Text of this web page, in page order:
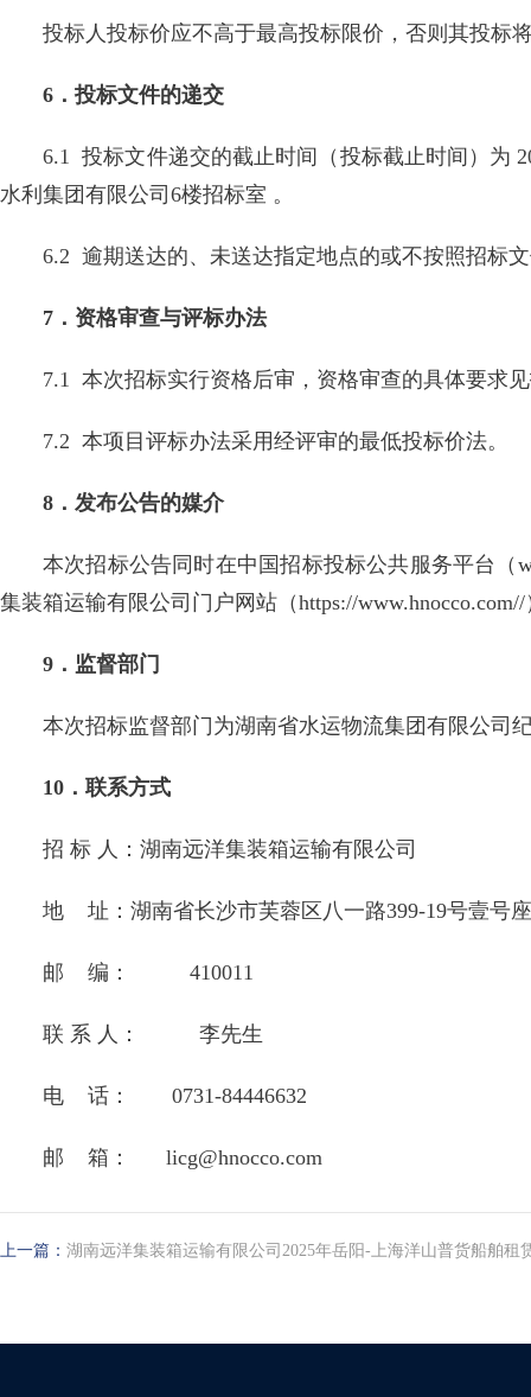
投标人投标价应不高于最高投标限价，否则其投标
6．投标文件的递交
6.1 投标文件递交的截止时间（投标截止时间）为
水利集团有限公司6楼招标室 。
6.2 逾期送达的、未送达指定地点的或不按照招标
7．资格审查与评标办法
7.1 本次招标实行资格后审，资格审查的具体要求
7.2 本项目评标办法采用经评审的最低投标价法。
8．发布公告的媒介
本次招标公告同时在中国招标投标公共服务平台（
集装箱运输有限公司门户网站（https://
9．监督部门
本次招标监督部门为湖南省水运物流集团有限公司
10．联系方式
招 标 人：湖南远洋集装箱运输有限公司
地 址：湖南省长沙市芙蓉区八一路399-19号壹号
邮 编： 410011
联 系 人： 李先生
电 话： 0731-84446632
邮 箱： licg@hnocco.com
上一篇： 湖南远洋集装箱运输有限公司2025年岳阳-上海洋山普货船舶租